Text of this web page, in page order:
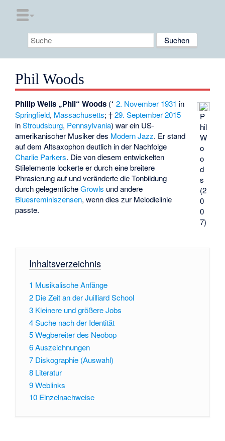
Phil Woods
P
hil
W
o
o
d
s
(2
0
0
7)
Philip Wells „Phil“ Woods (*2. November 1931 in
Springfield, Massachusetts; †29. September 2015
inStroudsburg, Pennsylvania) war ein US-
amerikanischer Musiker des Modern Jazz. Er stand
auf dem Altsaxophon deutlich in der Nachfolge
Charlie Parkers. Die von diesem entwickelten
Stilelemente lockerte er durch eine breitere
Phrasierung auf und veränderte die Tonbildung
durch gelegentlicheGrowls und andere
Bluesreminiszensen, wenn dies zur Melodielinie
passte.
Inhaltsverzeichnis
1 Musikalische Anfänge
2 Die Zeit an der Juilliard School
3 Kleinere und größere Jobs
4Suche nach der Identität
5Wegbereiter des Neobop
6Auszeichnungen
7 Diskographie (Auswahl)
8 Literatur
9Weblinks
10 Einzelnachweise